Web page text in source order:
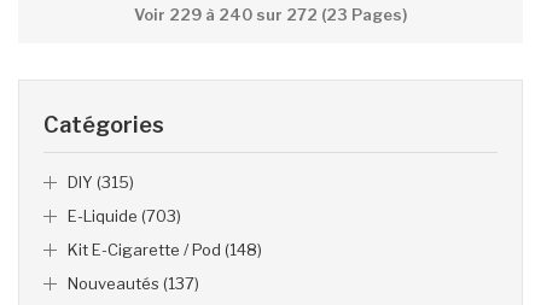
Catégories
DIY (315)
E-Liquide (703)
Kit E-Cigarette / Pod (148)
Nouveautés (137)
Voir 229 à 240 sur 272 (23 Pages)